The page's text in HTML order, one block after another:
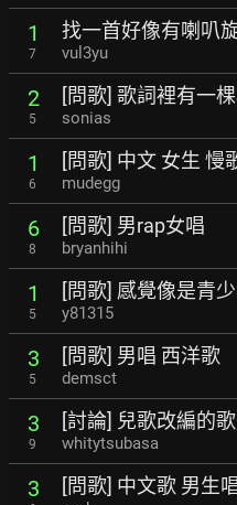
1
7
找一首好像有喇叭
vul3yu
2
5
[問歌] 歌詞裡有一
sonias
1
6
[問歌] 中文 女生 慢
mudegg
6
8
[問歌] 男rap女唱
bryanhihi
1
5
[問歌] 感覺像是青
y81315
3
5
[問歌] 男唱 西洋歌
demsct
3
9
[討論] 兒歌改編的歌
whitytsubasa
3 [問歌] 中文歌 男生